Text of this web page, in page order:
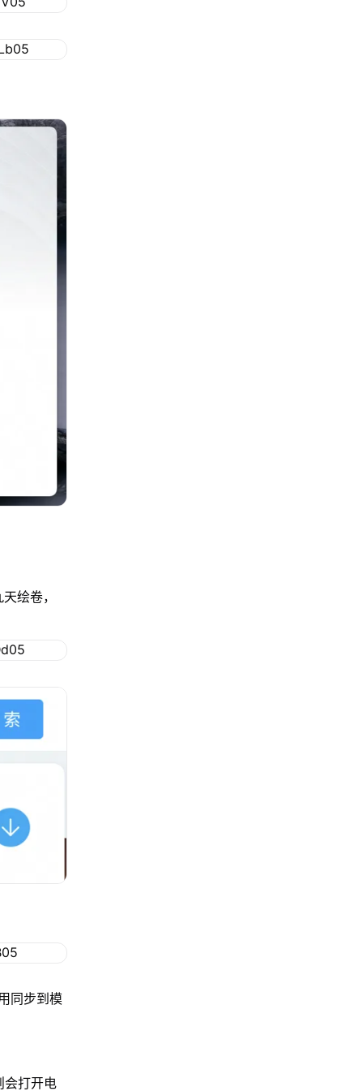
绘卷，
同步到模
会打开电